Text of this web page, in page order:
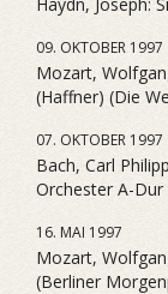
09. OKTOBER 1997
Mozart,
(Haffner) (Die
07. OKTOBER 1997
Bach, Carl
Orchester A-
16. MAI 1997
Mozart,
(Berliner